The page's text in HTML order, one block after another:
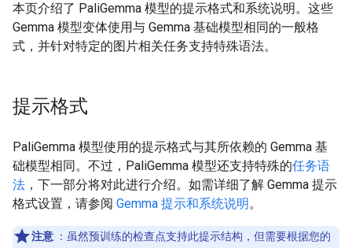
本页介绍了 PaliGemma 模型的提示格式和系统说明。这些
Gemma 模型变体使用与 Gemma 基础模型相同的一般格
式，并针对特定的图片相关任务支持特殊语法。
提示格式
PaliGemma 模型使用的提示格式与其所依赖的 Gemma 基
础模型相同。不过，PaliGemma 模型还支持特殊的任务语
法 ，下一部分将对此进行介绍。如需详细了解 Gemma 提示
格式设置，请参阅 Gemma 提示和系统说明。
注意 ：虽然预训练的检查点支持此提示结构，但需要根据您的